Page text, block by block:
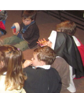
la
Toussaint